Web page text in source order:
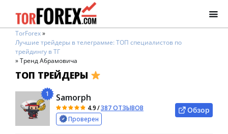
TorForex»
Лучшие трейдеры в телеграмме: ТОП специалистов по
трейдингу в ТГ
»Тренд Абрамовича
ТОП ТРЕЙДЕРЫ
1 Samorph
4.9/387 ОТЗЫВОВ
Проверен
Обзор